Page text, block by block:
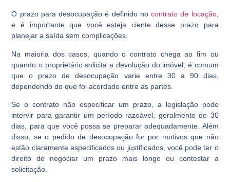
O prazo para desocupação é definido nocontrato de locação,
e é importante que você esteja ciente desse prazo para
planejar a saída sem complicações.
Na maioria dos casos, quando o contrato chega ao fim ou
quando o proprietário solicita a devolução do imóvel, é comum
que o prazo de desocupação varie entre 30 a 90 dias,
dependendo do que foi acordado entre as partes.
Se o contrato não especificar um prazo, a legislação pode
intervir para garantir um período razoável, geralmente de 30
dias, para que você possa se preparar adequadamente. Além
disso, se o pedido de desocupação for por motivos que não
estão claramente especificados ou justificados, você pode ter o
direito de negociar um prazo mais longo ou contestar a
solicitação.